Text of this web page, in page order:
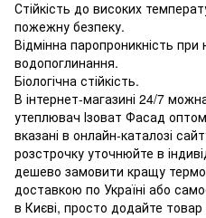
Стійкість до високих
пожежну безпеку.
Відмінна паропроникність при
водопоглинання.
Біологічна стійкість.
В інтернет-магазині 24/7
утеплювач Ізоват Фасад оптом
вказані в онлайн-каталозі
розстрочку уточнюйте в
дешево замовити кращу
доставкою по Україні або
в Києві, просто додайте товар